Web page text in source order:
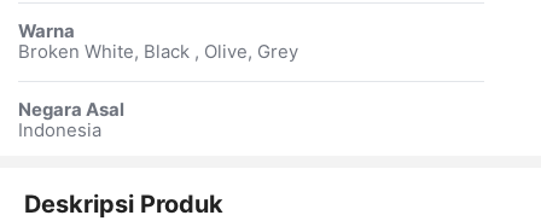
Warna
Broken White, Black , Olive, Grey
Negara Asal
Indonesia
Deskripsi Produk